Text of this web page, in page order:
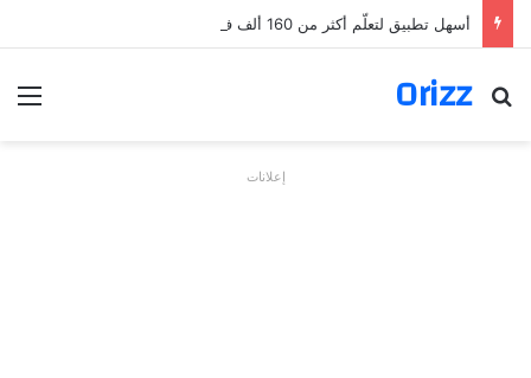
أسهل تطبيق لتعلّم أكثر من 160 ألف فعل بالألمانية
Orizz
بحث عن
إعلانات